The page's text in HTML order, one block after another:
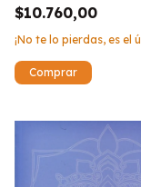
$10.760,00
¡No te lo pierdas, es el